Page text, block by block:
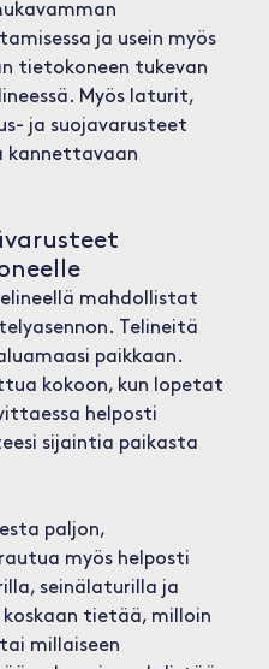
ja usein myös
tietokoneen tukevan
Myös laturit,
ja suojavarusteet
kannettavaan
mahdollistat
Telineitä
paikkaan.
kokoon, kun lopetat
helposti
sijaintia paikasta
paljon,
myös helposti
seinälaturilla ja
tietää, milloin
millaiseen